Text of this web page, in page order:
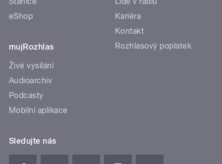
eShop
mujRozhlas
Živé vysílání
Audioarchiv
Podcasty
Mobilní aplikace
Kariéra
Kontakt
Rozhlasový poplatek
Sledujte nás